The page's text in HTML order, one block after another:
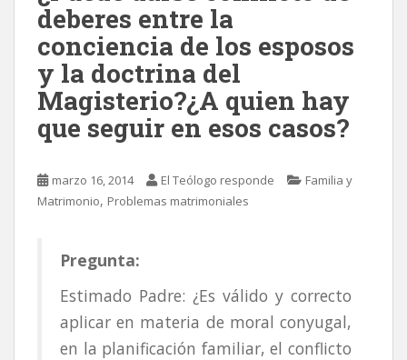
deberes entre la
conciencia de los esposos
y la doctrina del
Magisterio?¿A quien hay
que seguir en esos casos?
marzo 16, 2014 El Teólogo responde
Familia y
Matrimonio, Problemas matrimoniales
Pregunta:
Estimado Padre: ¿Es válido y correcto
aplicar en materia de moral conyugal,
en la planificación familiar, el conflicto